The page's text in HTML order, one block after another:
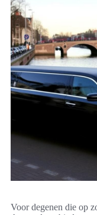
Voor degenen die op